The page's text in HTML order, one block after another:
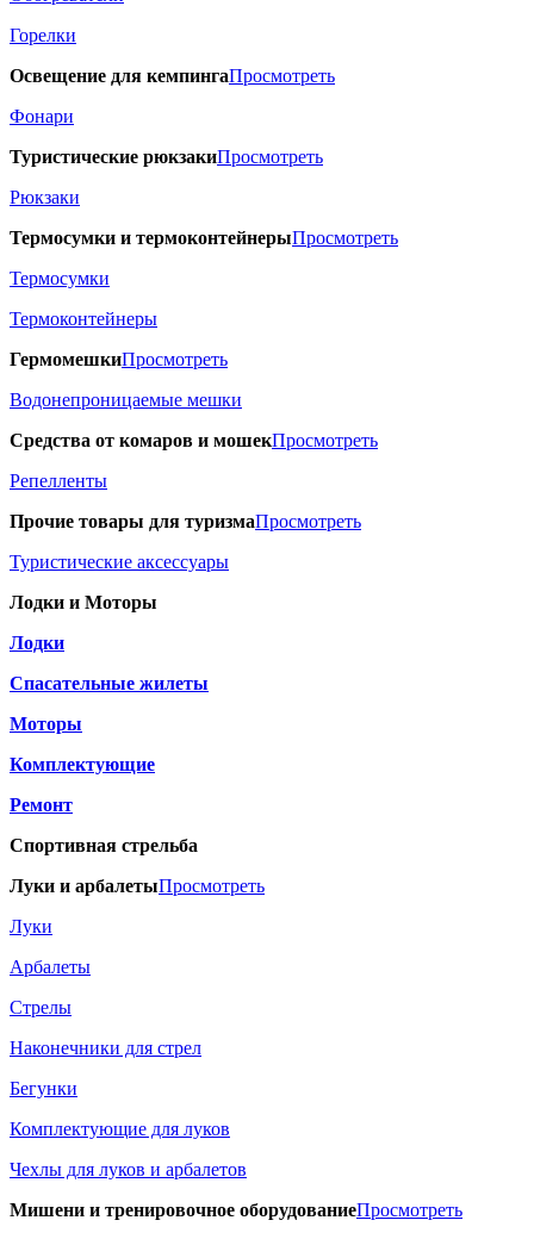
Горелки
Освещение для кемпингаПросмотреть
Фонари
Туристические рюкзакиПросмотреть
Рюкзаки
Термосумки и термоконтейнерыПросмотреть
Термосумки
Термоконтейнеры
ГермомешкиПросмотреть
Водонепроницаемые мешки
Средства от комаров и мошекПросмотреть
Репелленты
Прочие товары для туризмаПросмотреть
Туристические аксессуары
Лодки и Моторы
Лодки
Спасательные жилеты
Моторы
Комплектующие
Ремонт
Спортивная стрельба
Луки и арбалетыПросмотреть
Луки
Арбалеты
Стрелы
Наконечники для стрел
Бегунки
Комплектующие для луков
Чехлы для луков и арбалетов
Мишени и тренировочное оборудованиеПросмотреть